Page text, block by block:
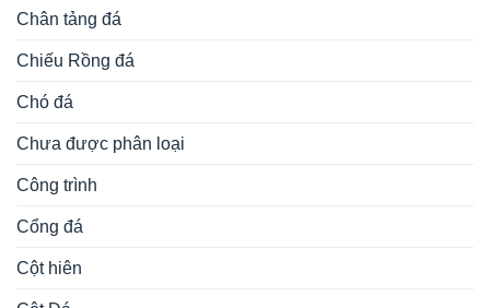
Chân tảng đá
Chiếu Rồng đá
Chó đá
Chưa được phân loại
Công trình
Cổng đá
Cột hiên